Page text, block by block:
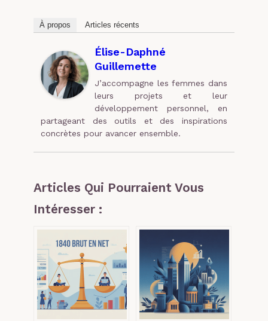
À propos Articles récents
Élise-Daphné
Guillemette
J’accompagne les femmes dans
leurs projets et leur
développement personnel, en
partageant des outils et des inspirations
concrètes pour avancer ensemble.
Articles Qui Pourraient Vous
Intéresser :